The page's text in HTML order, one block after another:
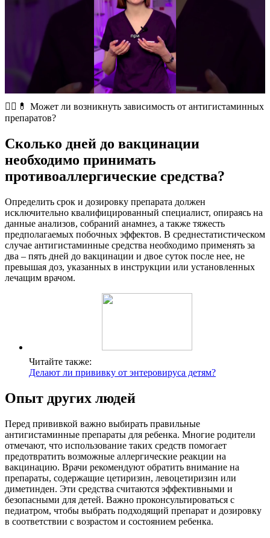
🤷‍♀️ 💊 Может ли возникнуть зависимость от антигистаминных
препаратов?
Сколько дней до вакцинации
необходимо принимать
противоаллергические средства?
Определить срок и дозировку препарата должен
исключительно квалифицированный специалист, опираясь на
данные анализов, собраний анамнез, а также тяжесть
предполагаемых побочных эффектов. В среднестатистическом
случае антигистаминные средства необходимо применять за
два – пять дней до вакцинации и двое суток после нее, не
превышая доз, указанных в инструкции или установленных
лечащим врачом.
Читайте также:
Делают ли прививку от энтеровируса детям?
Опыт других людей
Перед прививкой важно выбирать правильные
антигистаминные препараты для ребенка. Многие родители
отмечают, что использование таких средств помогает
предотвратить возможные аллергические реакции на
вакцинацию. Врачи рекомендуют обратить внимание на
препараты, содержащие цетиризин, левоцетиризин или
диметинден. Эти средства считаются эффективными и
безопасными для детей. Важно проконсультироваться с
педиатром, чтобы выбрать подходящий препарат и дозировку
в соответствии с возрастом и состоянием ребенка.